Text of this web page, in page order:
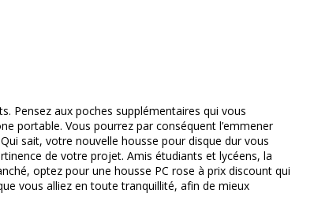
Pensez aux poches supplémentaires qui vous
portable. Vous pourrez par conséquent l’emmener
sait, votre nouvelle housse pour disque dur vous
de votre projet. Amis étudiants et lycéens, la
optez pour une housse PC rose à prix discount qui
vous alliez en toute tranquillité, afin de mieux